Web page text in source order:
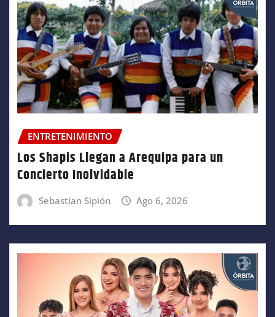
ENTRETENIMIENTO
Los Shapis Llegan a Arequipa para un
Concierto Inolvidable
Sebastian Sipión Ago 6, 2026